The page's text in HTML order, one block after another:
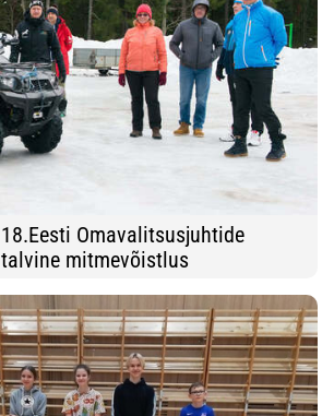
18.Eesti Omavalitsusjuhtide
talvine mitmevõistlus